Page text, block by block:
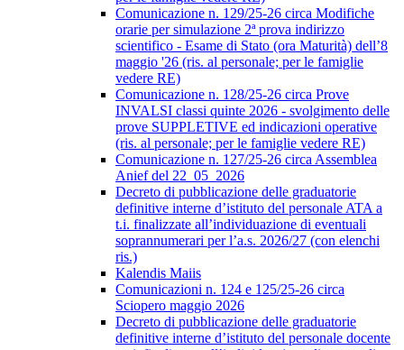
Comunicazione n. 129/25-26 circa Modifiche
orarie per simulazione 2ª prova indirizzo
scientifico - Esame di Stato (ora Maturità) dell’8
maggio '26 (ris. al personale; per le famiglie
vedere RE)
Comunicazione n. 128/25-26 circa Prove
INVALSI classi quinte 2026 - svolgimento delle
prove SUPPLETIVE ed indicazioni operative
(ris. al personale; per le famiglie vedere RE)
Comunicazione n. 127/25-26 circa Assemblea
Anief del 22_05_2026
Decreto di pubblicazione delle graduatorie
definitive interne d’istituto del personale ATA a
t.i. finalizzate all’individuazione di eventuali
soprannumerari per l’a.s. 2026/27 (con elenchi
ris.)
Kalendis Maiis
Comunicazioni n. 124 e 125/25-26 circa
Sciopero maggio 2026
Decreto di pubblicazione delle graduatorie
definitive interne d’istituto del personale docente